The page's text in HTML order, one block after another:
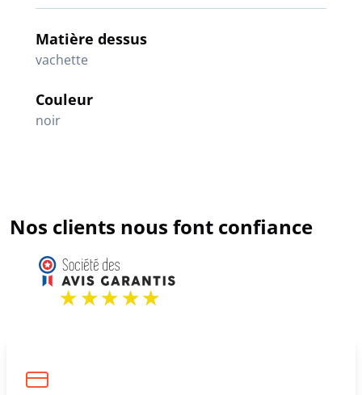
Matière dessus
vachette
Couleur
noir
Nos clients nous font confiance